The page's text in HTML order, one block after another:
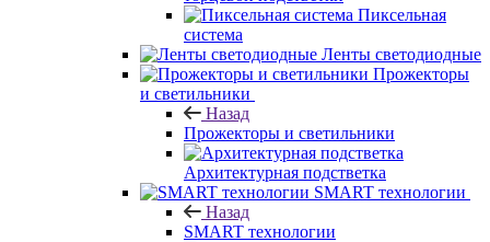
Пиксельная
система
Ленты светодиодные
Прожекторы
и светильники
Назад
Прожекторы и светильники
Архитектурная подстветка
SMART технологии
Назад
SMART технологии